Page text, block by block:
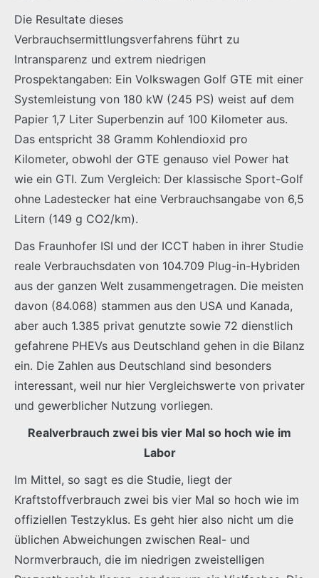
Die Resultate dieses
Verbrauchsermittlungsverfahrens führt zu
Intransparenz und extrem niedrigen
Prospektangaben: Ein Volkswagen Golf GTE mit einer
Systemleistung von 180 kW (245 PS) weist auf dem
Papier 1,7 Liter Superbenzin auf 100 Kilometer aus.
Das entspricht 38 Gramm Kohlendioxid pro
Kilometer, obwohl der GTE genauso viel Power hat
wie ein GTI. Zum Vergleich: Der klassische Sport-Golf
ohne Ladestecker hat eine Verbrauchsangabe von 6,5
Litern (149 g CO2/km).
Das Fraunhofer ISI und der ICCT haben in ihrer Studie
reale Verbrauchsdaten von 104.709 Plug-in-Hybriden
aus der ganzen Welt zusammengetragen. Die meisten
davon (84.068) stammen aus den USA und Kanada,
aber auch 1.385 privat genutzte sowie 72 dienstlich
gefahrene PHEVs aus Deutschland gehen in die Bilanz
ein. Die Zahlen aus Deutschland sind besonders
interessant, weil nur hier Vergleichswerte von privater
und gewerblicher Nutzung vorliegen.
Realverbrauch zwei bis vier Mal so hoch wie im
Labor
Im Mittel, so sagt es die Studie, liegt der
Kraftstoffverbrauch zwei bis vier Mal so hoch wie im
offiziellen Testzyklus. Es geht hier also nicht um die
üblichen Abweichungen zwischen Real- und
Normverbrauch, die im niedrigen zweistelligen